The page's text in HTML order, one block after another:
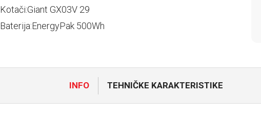
Kotači:Giant GX03V 29
Baterija:EnergyPak 500Wh
INFO TEHNIČKE KARAKTERISTIKE